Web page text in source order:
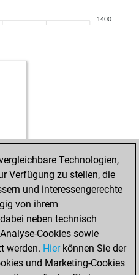
1400
Technologien,
Verfügung zu stellen, die
und interessengerechte
von ihrem
neben technisch
Cookies sowie
werden. Hierkönnen Sie der
und Marketing-Cookies